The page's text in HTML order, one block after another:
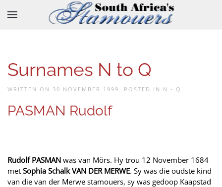
Skip to main content
Surnames N to Q
WRITTEN ON 30 NOVEMBER 1999 . POSTED IN N - Q .
PASMAN Rudolf
Rudolf PASMAN was van Mörs. Hy trou 12 November 1684
met Sophia Schalk VAN DER MERWE. Sy was die oudste kind
van die van der Merwe stamouers, sy was gedoop Kaapstad